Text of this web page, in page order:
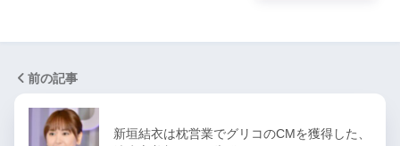
前の記事
新垣結衣は枕営業でグリコのCMを獲得した、